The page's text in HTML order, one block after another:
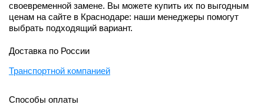
своевременной замене. Вы можете купить их по выгодным
ценам на сайте в Краснодаре: наши менеджеры помогут
выбрать подходящий вариант.
Доставка по России
Транспортной компанией
Способы оплаты